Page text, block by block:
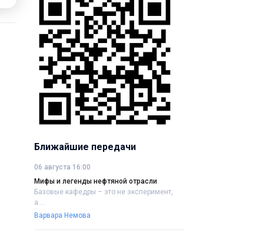
Ближайшие передачи
06 августа 16:00
Мифы и легенды нефтяной отрасли
Базовые кафедры – это не эксперимент,
а....
Варвара Немова